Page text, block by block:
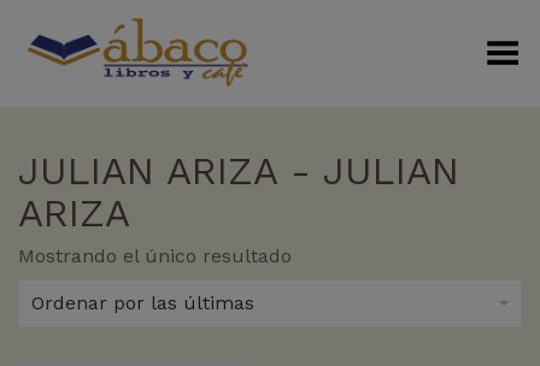
Menú Alterno
JULIAN ARIZA - JULIAN
ARIZA
Mostrando el único resultado
Ordenar por las últimas